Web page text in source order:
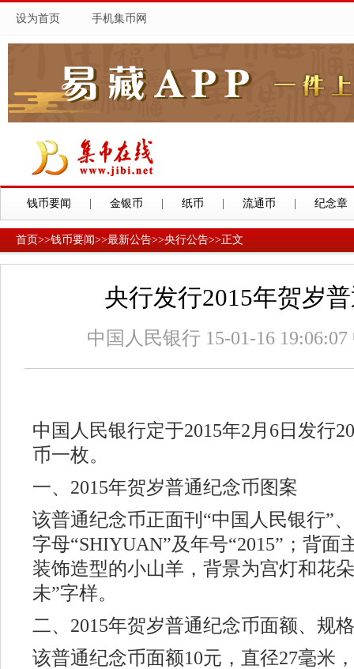
设为首页 手机集币网
钱币要闻 金银币 纸币 流通币 纪念章
首页>>钱币要闻>>最新公告>>央行公告>>正文
央行发行2015年贺岁
中国人民银行 15-01-16 19:06:07
中国人民银行定于2015年2月6日发行
币一枚。
一、2015年贺岁普通纪念币图案
该普通纪念币正面刊“中国人民银行”
字母“SHIYUAN”及年号“2015”；背面
装饰造型的小山羊，背景为宫灯和花
未”字样。
二、2015年贺岁普通纪念币面额、规
该普通纪念币面额10元，直径27毫米